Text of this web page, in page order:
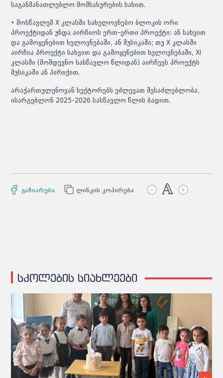
საგანმანათლებლო მომსახურების სახით.
• მოსწავლემ X კლასში სახელოვნებო ბლოკის ორი
პროექტიდან უნდა აირჩიოს ერთ-ერთი პროექტი: ან სახვით
და გამოყენებით ხელოვნებაში, ან მუსიკაში; თუ X კლასში
აირჩია პროექტი სახვით და გამოყენებით ხელოვნებაში, XI
კლასში (მომდევნო სასწავლო წლიდან) აირჩევს პროექტს
მუსიკაში ან პირიქით.
არაქართულენოვან სექტორებს ეძლევათ შესაძლებლობა,
ისარგებლონ 2025-2026 სასწავლო წლის ბადით.
გაზიარება ლინკის კოპირება
სკოლების სიახლეები